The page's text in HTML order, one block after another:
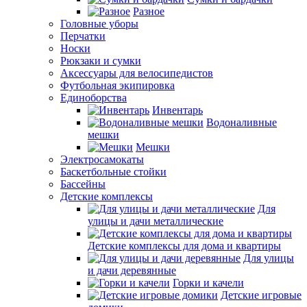
Разное
Головные уборы
Перчатки
Носки
Рюкзаки и сумки
Аксессуары для велосипедистов
Футбольная экипировка
Единоборства
Инвентарь
Водоналивные
мешки
Мешки
Электросамокаты
Баскетбольные стойки
Бассейны
Детские комплексы
Для
улицы и дачи металлические
Детские комплексы для дома и квартиры
Для улицы
и дачи деревянные
Горки и качели
Детские игровые